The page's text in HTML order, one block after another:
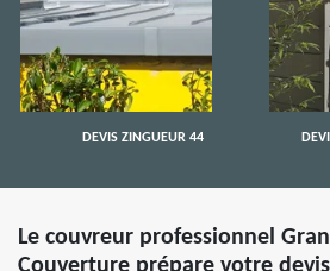
DEVIS ZINGUEUR 44
Le couvreur professionnel
Couverture prépare votre